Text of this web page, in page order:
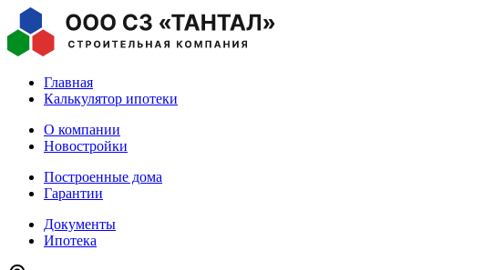
Главная
Калькулятор ипотеки
О компании
Новостройки
Построенные дома
Гарантии
Документы
Ипотека